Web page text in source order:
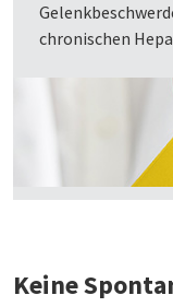
chronischen
Keine